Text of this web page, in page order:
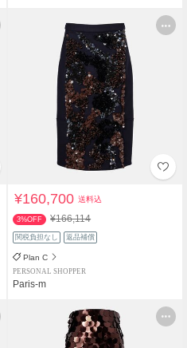
¥160,700送料込
3%OFF ¥166,114
関税負担なし 返品補償
Plan C
PERSONAL SHOPPER
Paris-m